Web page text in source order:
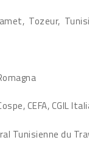
Tozeur, Tunisi
CEFA, CGIL
Tunisienne du